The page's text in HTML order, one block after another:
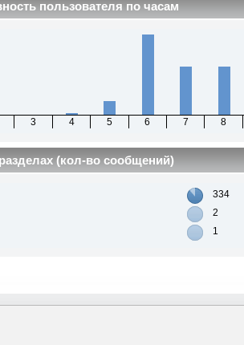
пользователя по часам
3 4 5 6 7 8
(кол-во сообщений)
334
2
1